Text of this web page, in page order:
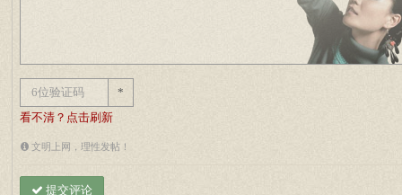
*
看不清？点击刷新
文明上网，理性发帖！
提交评论